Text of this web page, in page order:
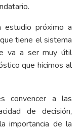
estudio próximo a
tiene el sistema
va a ser muy útil
que hicimos al
convencer a las
de decisión,
importancia de la